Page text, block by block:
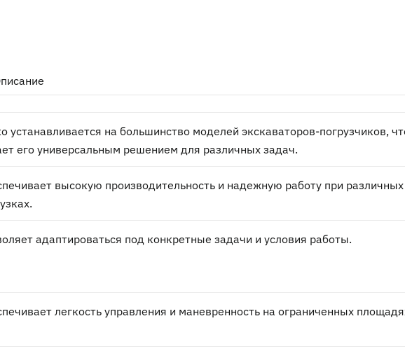
устанавливается на большинство моделей экскаваторов-погрузчиков,
его универсальным решением для различных задач.
высокую производительность и надежную работу при различных
адаптироваться под конкретные задачи и условия работы.
легкость управления и маневренность на ограниченных